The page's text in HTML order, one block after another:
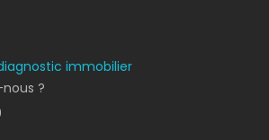
immobilier
?